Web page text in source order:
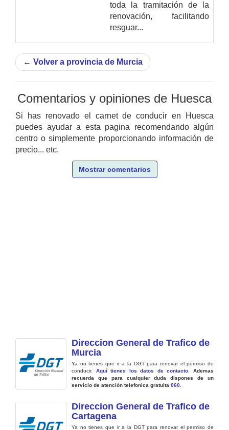
toda la tramitación de la
renovación, facilitando
resguar...
← Volver a provincia de Murcia
Comentarios y opiniones de Huesca
Si has renovado el carnet de conducir en Huesca
puedes ayudar a esta pagina recomendando algún
centro o simplemente proporcionando información de
precio... etc.
Mostrar comentarios
Direccion General de Trafico de
Murcia
Ya no tienes que ir a la DGT para renovar el permiso de
conducir. Aquí tienes los datos de contacto .Ademas
recuerda que para cualquier duda dispones de un
servicio de atención telefonica gratuita 060
Direccion General de Trafico de
Cartagena
Ya no tienes que ir a la DGT para renovar el permiso de